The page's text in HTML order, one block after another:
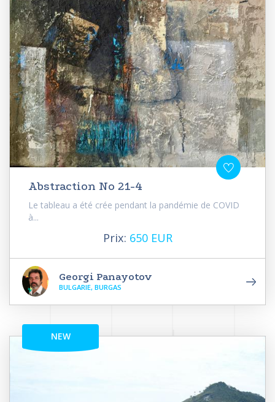
Abstraction No 21-4
Le tableau a été crée pendant la pandémie de COVID
à...
Prix: 650 EUR
Georgi Panayotov
BULGARIE, BURGAS
NEW